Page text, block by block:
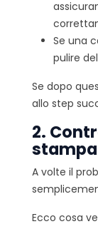
Se una
pulire
Se dopo
allo step
2.
A volte il
Ecco cosa